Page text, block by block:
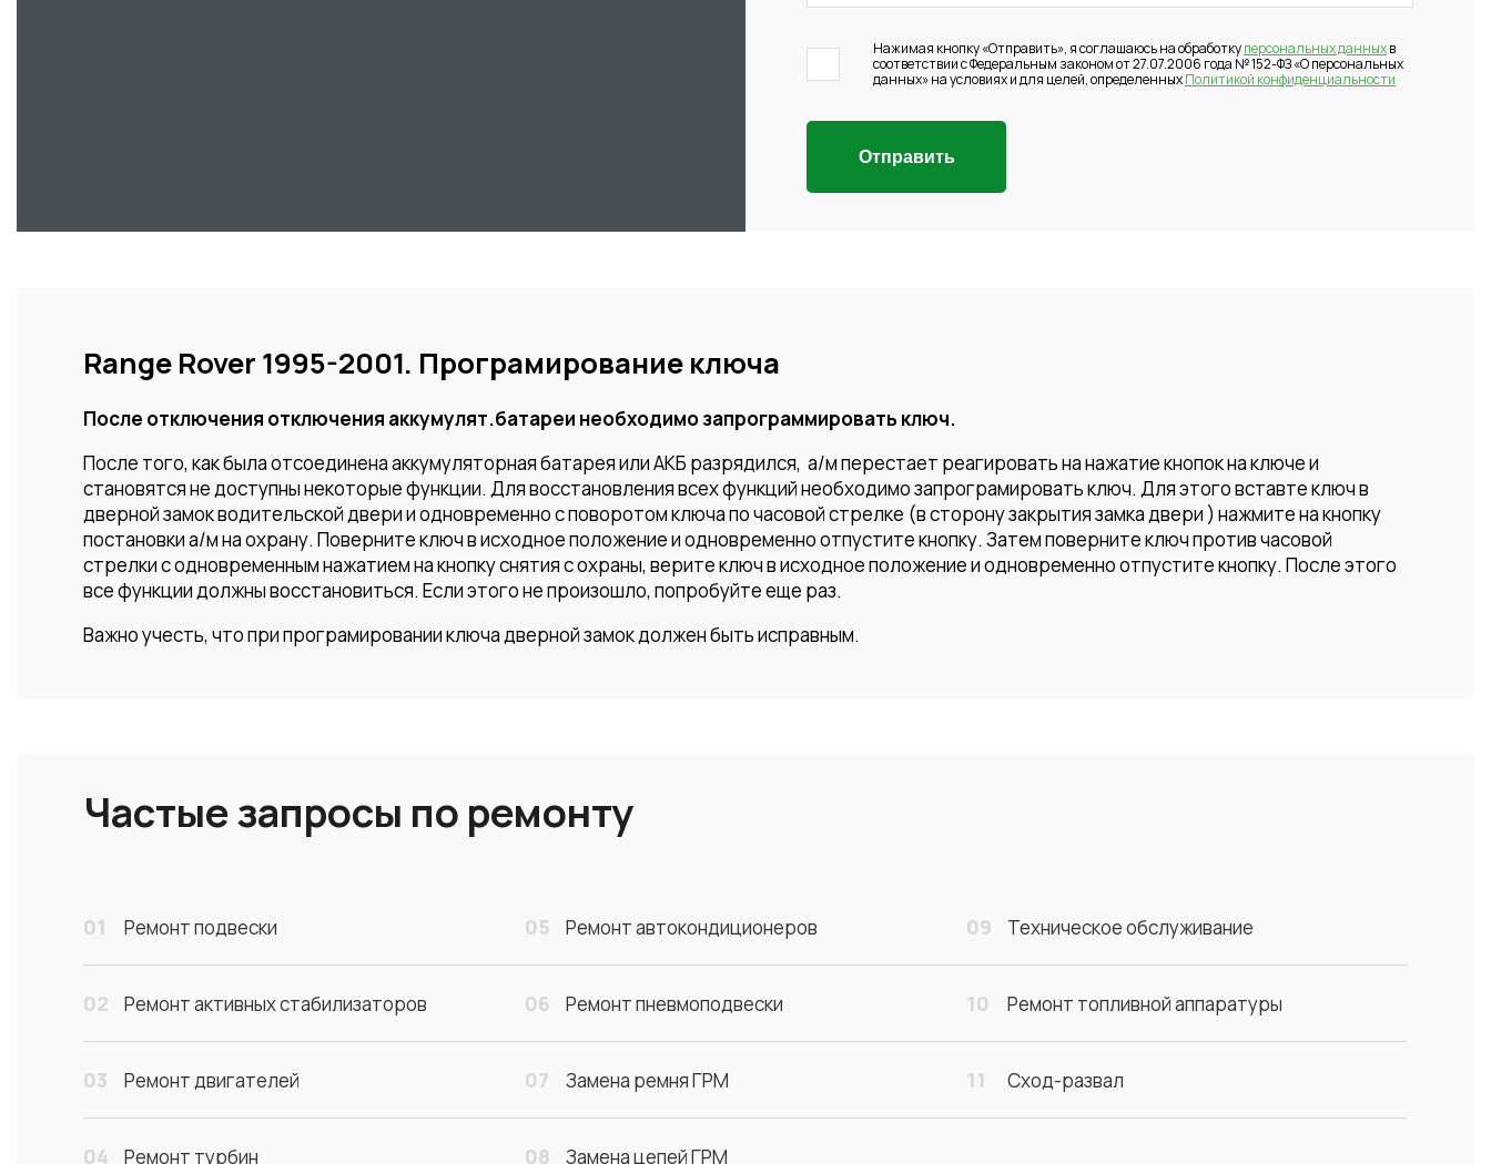
Нажимая кнопку «Отправить», я соглашаюсь на обработкуперсональных данныхв
соответствии с Федеральным законом от 27.07.2006 года № 152-ФЗ «О персональных
данных» на условиях и для целей, определенныхПолитикой конфиденциальности
Отправить
Range Rover 1995-2001. Програмирование ключа
После отключения отключения аккумулят.батареи необходимо запрограммировать ключ.
После того, как была отсоединена аккумуляторная батарея или АКБ разрядился, а/м перестает реагировать на нажатие кнопок на ключе и
становятся не доступны некоторые функции. Для восстановления всех функций необходимо запрограмировать ключ. Для этого вставте ключ в
дверной замок водительской двери и одновременно с поворотом ключа по часовой стрелке (в сторону закрытия замка двери ) нажмите на кнопку
постановки а/м на охрану. Поверните ключ в исходное положение и одновременно отпустите кнопку. Затем поверните ключ против часовой
стрелки с одновременным нажатием на кнопку снятия с охраны, верите ключ в исходное положение и одновременно отпустите кнопку. После этого
все функции должны восстановиться. Если этого не произошло, попробуйте еще раз.
Важно учесть, что при програмировании ключа дверной замок должен быть исправным.
Частые запросы по ремонту
01 Ремонт подвески
02 Ремонт активных стабилизаторов
03 Ремонт двигателей
04 Ремонт турбин
05 Ремонт автокондиционеров
06 Ремонт пневмоподвески
07 Замена ремня ГРМ
08 Замена цепей ГРМ
09 Техническое обслуживание
10 Ремонт топливной аппаратуры
11 Сход-развал